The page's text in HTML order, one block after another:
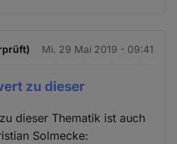
Mi. 29 Mai 2019 - 09:41
zu dieser
dieser Thematik ist auch
Solmecke: